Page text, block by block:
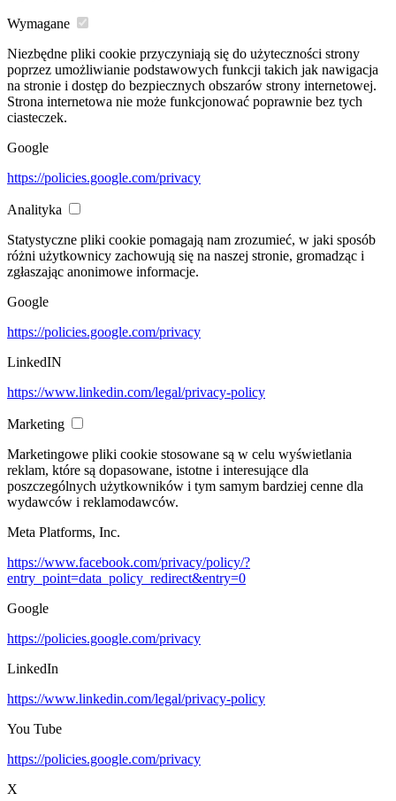
Wymagane
Niezbędne pliki cookie przyczyniają się do użyteczności strony
poprzez umożliwianie podstawowych funkcji takich jak nawigacja
na stronie i dostęp do bezpiecznych obszarów strony internetowej.
Strona internetowa nie może funkcjonować poprawnie bez tych
ciasteczek.
Google
https://policies.google.com/privacy
Analityka
Statystyczne pliki cookie pomagają nam zrozumieć, w jaki sposób
różni użytkownicy zachowują się na naszej stronie, gromadząc i
zgłaszając anonimowe informacje.
Google
https://policies.google.com/privacy
LinkedIN
https://www.linkedin.com/legal/privacy-policy
Marketing
Marketingowe pliki cookie stosowane są w celu wyświetlania
reklam, które są dopasowane, istotne i interesujące dla
poszczególnych użytkowników i tym samym bardziej cenne dla
wydawców i reklamodawców.
Meta Platforms, Inc.
https://www.facebook.com/privacy/policy/?
entry_point=data_policy_redirect&entry=0
Google
https://policies.google.com/privacy
LinkedIn
https://www.linkedin.com/legal/privacy-policy
You Tube
https://policies.google.com/privacy
X